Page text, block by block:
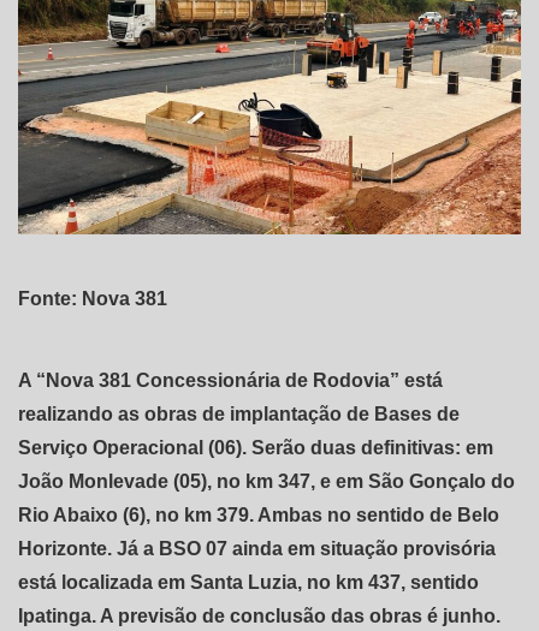
Fonte: Nova 381
A “Nova 381 Concessionária de Rodovia” está
realizando as obras de implantação de Bases de
Serviço Operacional (06). Serão duas definitivas: em
João Monlevade (05), no km 347, e em São Gonçalo do
Rio Abaixo (6), no km 379. Ambas no sentido de Belo
Horizonte. Já a BSO 07 ainda em situação provisória
está localizada em Santa Luzia, no km 437, sentido
Ipatinga. A previsão de conclusão das obras é junho.